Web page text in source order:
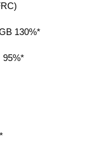
130%*
95%*